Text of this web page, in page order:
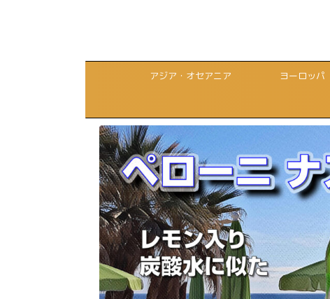
アジア・オセアニア ヨーロッパ